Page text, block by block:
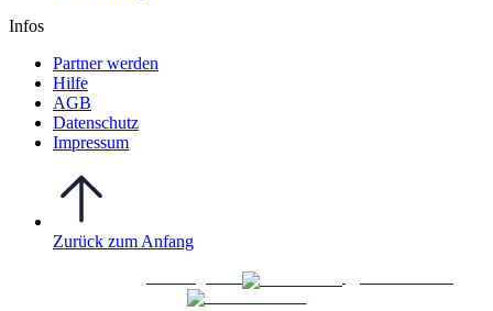
Infos
Partner werden
Hilfe
AGB
Datenschutz
Impressum
Zurück zum Anfang